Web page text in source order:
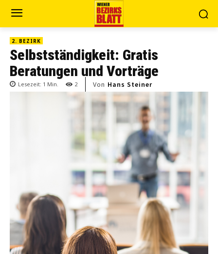
2. BEZIRK
Selbstständigkeit: Gratis
Beratungen und Vorträge
Lesezeit: 1 Min. 2 Von Hans Steiner